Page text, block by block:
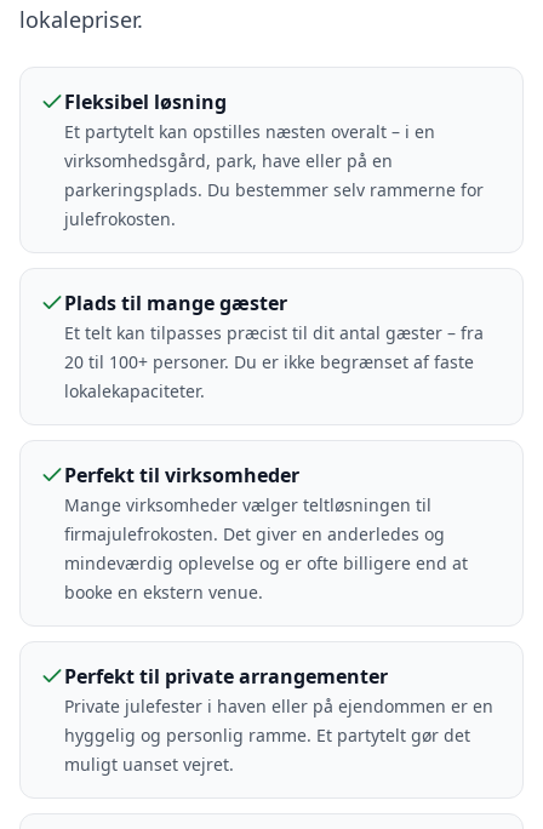
lokalepriser.
Fleksibel løsning
Et partytelt kan opstilles næsten overalt – i en
virksomhedsgård, park, have eller på en
parkeringsplads. Du bestemmer selv rammerne for
julefrokosten.
Plads til mange gæster
Et telt kan tilpasses præcist til dit antal gæster – fra
20 til 100+ personer. Du er ikke begrænset af faste
lokalekapaciteter.
Perfekt til virksomheder
Mange virksomheder vælger teltløsningen til
firmajulefrokosten. Det giver en anderledes og
mindeværdig oplevelse og er ofte billigere end at
booke en ekstern venue.
Perfekt til private arrangementer
Private julefester i haven eller på ejendommen er en
hyggelig og personlig ramme. Et partytelt gør det
muligt uanset vejret.